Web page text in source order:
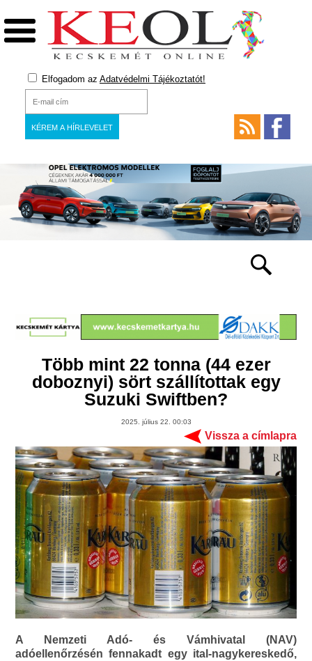
Elfogadom az Adatvédelmi Tájékoztatót!
Több mint 22 tonna (44 ezer
doboznyi) sört szállítottak egy
Suzuki Swiftben?
2025. július 22. 00:03
Vissza a címlapra
A Nemzeti Adó- és Vámhivatal (NAV)
adóellenőrzésén fennakadt egy ital-nagykereskedő,